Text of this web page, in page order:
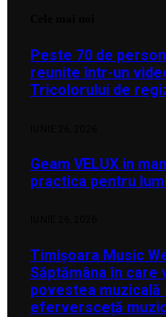
Peste 70 de
reunite într-un
Tricolorului de
Geam VELUX in
practica pentru
Timișoara Music
Săptămâna în care
povestea muzicală
eferversceță